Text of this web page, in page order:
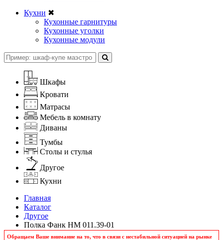
Кухни ✖
Кухонные гарнитуры
Кухонные уголки
Кухонные модули
Шкафы
Кровати
Матрасы
Мебель в комнату
Диваны
Тумбы
Столы и стулья
Другое
Кухни
Главная
Каталог
Другое
Полка Фанк НМ 011.39-01
Обращаем Ваше внимание на то, что в связи с нестабильной ситуацией на рынке